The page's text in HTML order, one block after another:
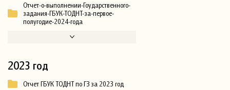
Отчет-о-выполнении-Гоударственного-
задания-ГБУК-ТОДНТ-за-первое-
полугодие-2024-года
2023 год
Отчет ГБУК ТОДНТ по ГЗ за 2023 год